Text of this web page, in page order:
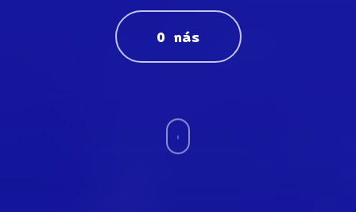
O nás